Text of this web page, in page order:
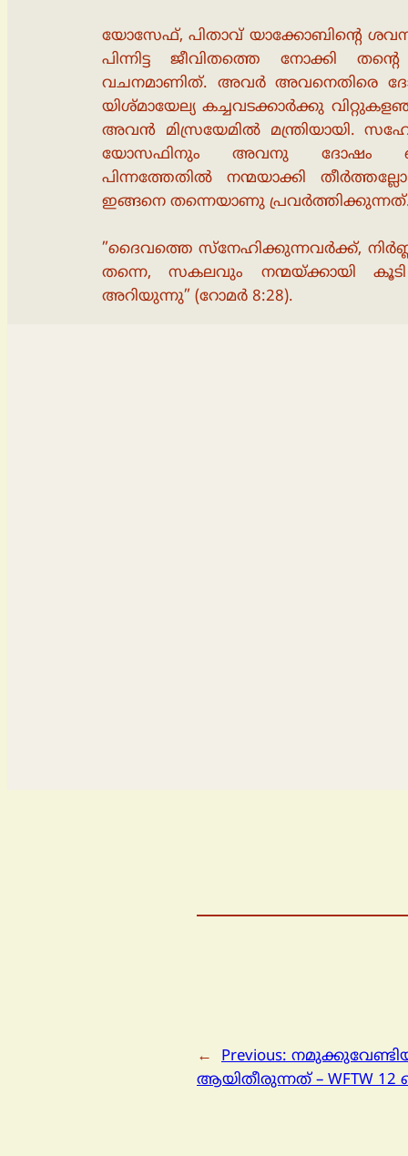
യോസേഫ്, പിതാവ് യാക്കോബിന്റെ
പിന്നിട്ട ജീവിതത്തെ നോക്കി
വചനമാണിത്. അവര്‍ അവനെതിരെ
യിശ്മായേല്യ കച്ചവടക്കാര്‍ക്കു
അവന്‍ മിസ്രയേമില്‍ മന്ത്രിയായി.
യോസഫിനും അവനു ദോഷം
പിന്നത്തേതില്‍ നന്മയാക്കി
ഇങ്ങനെ തന്നെയാണു
”ദൈവത്തെ സ്‌നേഹിക്കുന്നവര്‍ക്ക്,
തന്നെ, സകലവും നന്മയ്ക്കായി
അറിയുന്നു” (റോമര്‍ 8:28).
← Previous:
ആയിതീരുന്നത് – WFTW 12